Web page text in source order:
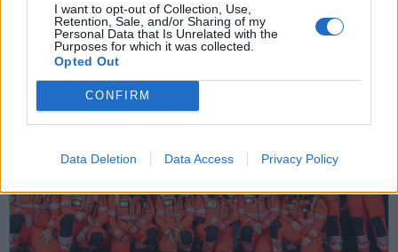
I want to opt-out of Collection, Use,
Retention, Sale, and/or Sharing of my
Personal Data that Is Unrelated with the
Purposes for which it was collected.
Opted Out
CONFIRM
Data Deletion Data Access Privacy Policy